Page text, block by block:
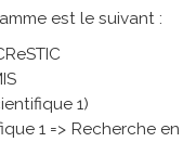
est le suivant :
1)
1 => Recherche en